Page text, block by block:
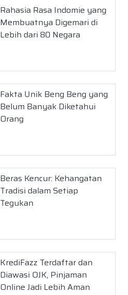
Rahasia Rasa Indomie yang
Membuatnya Digemari di
Lebih dari 80 Negara
Fakta Unik Beng Beng yang
Belum Banyak Diketahui
Orang
Beras Kencur: Kehangatan
Tradisi dalam Setiap
Tegukan
KrediFazz Terdaftar dan
Diawasi OJK, Pinjaman
Online Jadi Lebih Aman